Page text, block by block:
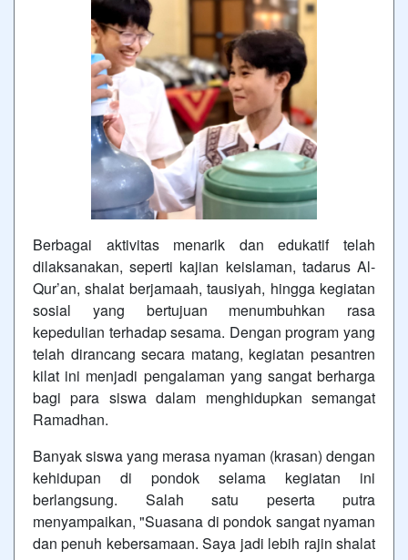
Berbagai aktivitas menarik dan edukatif telah
dilaksanakan, seperti kajian keislaman, tadarus Al-
Qur’an, shalat berjamaah, tausiyah, hingga kegiatan
sosial yang bertujuan menumbuhkan rasa
kepedulian terhadap sesama. Dengan program yang
telah dirancang secara matang, kegiatan pesantren
kilat ini menjadi pengalaman yang sangat berharga
bagi para siswa dalam menghidupkan semangat
Ramadhan.
Banyak siswa yang merasa nyaman (krasan) dengan
kehidupan di pondok selama kegiatan ini
berlangsung. Salah satu peserta putra
menyampaikan, "Suasana di pondok sangat nyaman
dan penuh kebersamaan. Saya jadi lebih rajin shalat